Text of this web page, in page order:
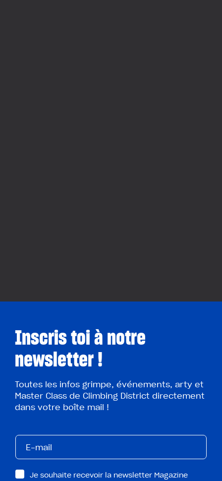
Inscris toi à notre
newsletter !
Toutes les infos grimpe, événements, arty et
Master Class de Climbing District directement
dans votre boîte mail !
Je souhaite recevoir la newsletter Magazine